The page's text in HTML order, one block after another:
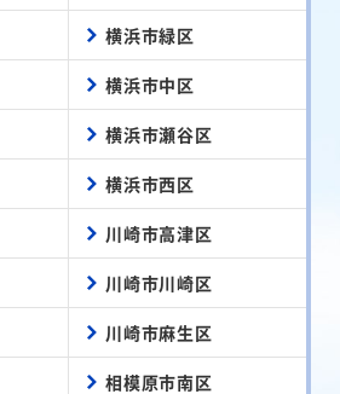
横浜市緑区
横浜市中区
横浜市瀬谷区
横浜市西区
川崎市高津区
川崎市川崎区
川崎市麻生区
相模原市南区